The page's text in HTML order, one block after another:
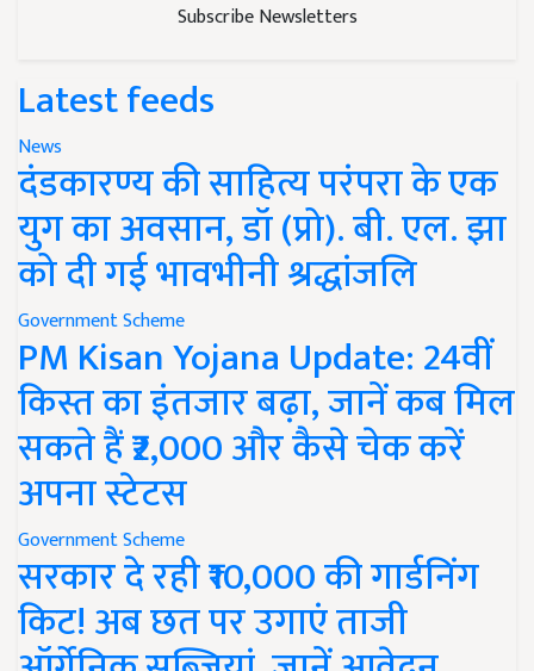
Subscribe Newsletters
Latest feeds
News
दंडकारण्य की साहित्य परंपरा के एक
युग का अवसान, डॉ (प्रो). बी. एल. झा
को दी गई भावभीनी श्रद्धांजलि
Government Scheme
PM Kisan Yojana Update: 24वीं
किस्त का इंतजार बढ़ा, जानें कब मिल
सकते हैं ₹2,000 और कैसे चेक करें
अपना स्टेटस
Government Scheme
सरकार दे रही ₹10,000 की गार्डनिंग
किट! अब छत पर उगाएं ताजी